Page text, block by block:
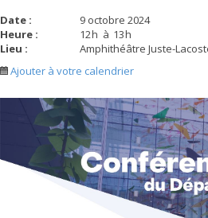
Date :
9 octobre 2024
Heure :
12h à 13h
Lieu :
Amphithéâtre Juste-
Ajouter à votre calendrier